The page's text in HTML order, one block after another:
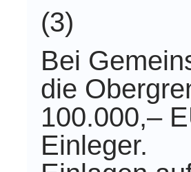
(3)
Bei
die
100.000,–
Einleger.